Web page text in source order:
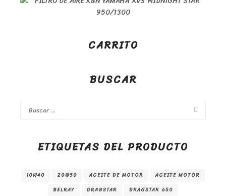
CARRITO
BUSCAR
ETIQUETAS DEL PRODUCTO
10W40 20W50 ACEITE DE MOTOR
ACEITE MOTOR
BELRAY
DRAGSTAR
DRAGSTAR 650